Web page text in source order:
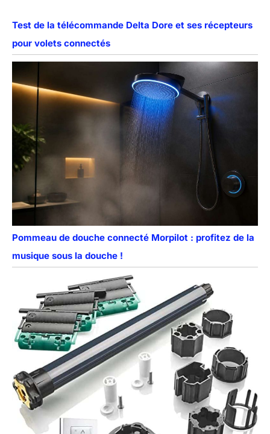
Test de la télécommande Delta Dore et ses récepteurs
pour volets connectés
Pommeau de douche connecté Morpilot : profitez de la
musique sous la douche !